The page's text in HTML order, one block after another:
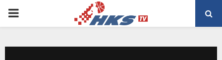
PRIMARY